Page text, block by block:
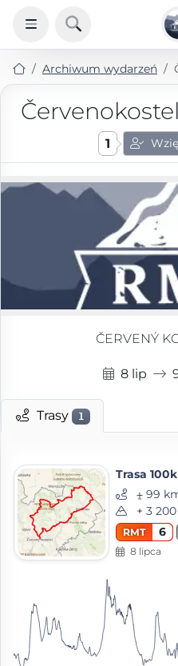
Archiwum wydarzeń
1
ČERVENÝ
8 lip
Trasy 1
Trasa 100k
⨦ 99
+ 3
RMT 6
8 lipca